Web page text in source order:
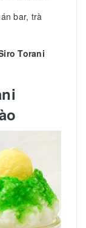
bar, trà
Torani